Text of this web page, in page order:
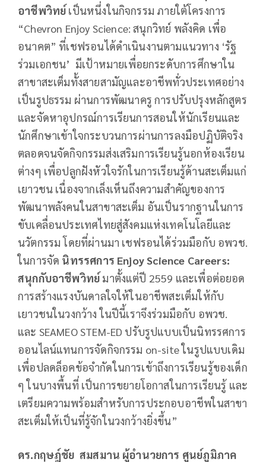
อาชีพวิทย์ เป็นหนึ่งในกิจกรรม ภายใต้โครงการ
“Chevron Enjoy Science: สนุกวิทย์ พลังคิด เพื่อ
อนาคต” ที่เชฟรอนได้ดำเนินงานตามแนวทาง ‘รัฐ
ร่วมเอกชน’ มีเป้าหมายเพื่อยกระดับการศึกษาใน
สาขาสะเต็มทั้งสายสามัญและอาชีพทั่วประเทศอย่าง
เป็นรูปธรรม ผ่านการพัฒนาครู การปรับปรุงหลักสูตร
และจัดหาอุปกรณ์การเรียนการสอนให้นักเรียนและ
นักศึกษาเข้าใจกระบวนการผ่านการลงมือปฏิบัติจริง
ตลอดจนจัดกิจกรรมส่งเสริมการเรียนรู้นอกห้องเรียน
ต่างๆ เพื่อปลูกฝังหัวใจรักในการเรียนรู้ด้านสะเต็มแก่
เยาวชน เนื่องจากเล็งเห็นถึงความสำคัญของการ
พัฒนาพลังคนในสาขาสะเต็ม อันเป็นรากฐานในการ
ขับเคลื่อนประเทศไทยสู่สังคมแห่งเทคโนโลยีและ
นวัตกรรม โดยที่ผ่านมา เชฟรอนได้ร่วมมือกับ อพวช.
ในการจัด นิทรรศการ Enjoy Science Careers:
สนุกกับอาชีพวิทย์ มาตั้งแต่ปี 2559 และเพื่อต่อยอด
การสร้างแรงบันดาลใจให้ในอาชีพสะเต็มให้กับ
เยาวชนในวงกว้าง ในปีนี้เราจึงร่วมมือกับ อพวช.
และ SEAMEO STEM-ED ปรับรูปแบบเป็นนิทรรศการ
ออนไลน์แทนการจัดกิจกรรม on-site ในรูปแบบเดิม
เพื่อปลดล็อคข้อจำกัดในการเข้าถึงการเรียนรู้ของเด็ก
ๆ ในบางพื้นที่ เป็นการขยายโอกาสในการเรียนรู้ และ
เตรียมความพร้อมสำหรับการประกอบอาชีพในสาขา
สะเต็มให้เป็นที่รู้จักในวงกว้างยิ่งขึ้น”
ดร.กฤษฎ์ชัย สมสมาน ผู้อำนวยการ ศูนย์ภูมิภาค